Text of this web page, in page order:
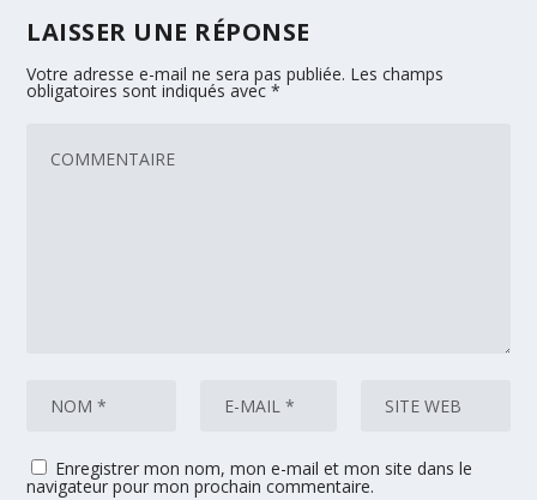
LAISSER UNE RÉPONSE
Votre adresse e-mail ne sera pas publiée. Les champs
obligatoires sont indiqués avec*
Enregistrer mon nom, mon e-mail et mon site dans le
navigateur pour mon prochain commentaire.